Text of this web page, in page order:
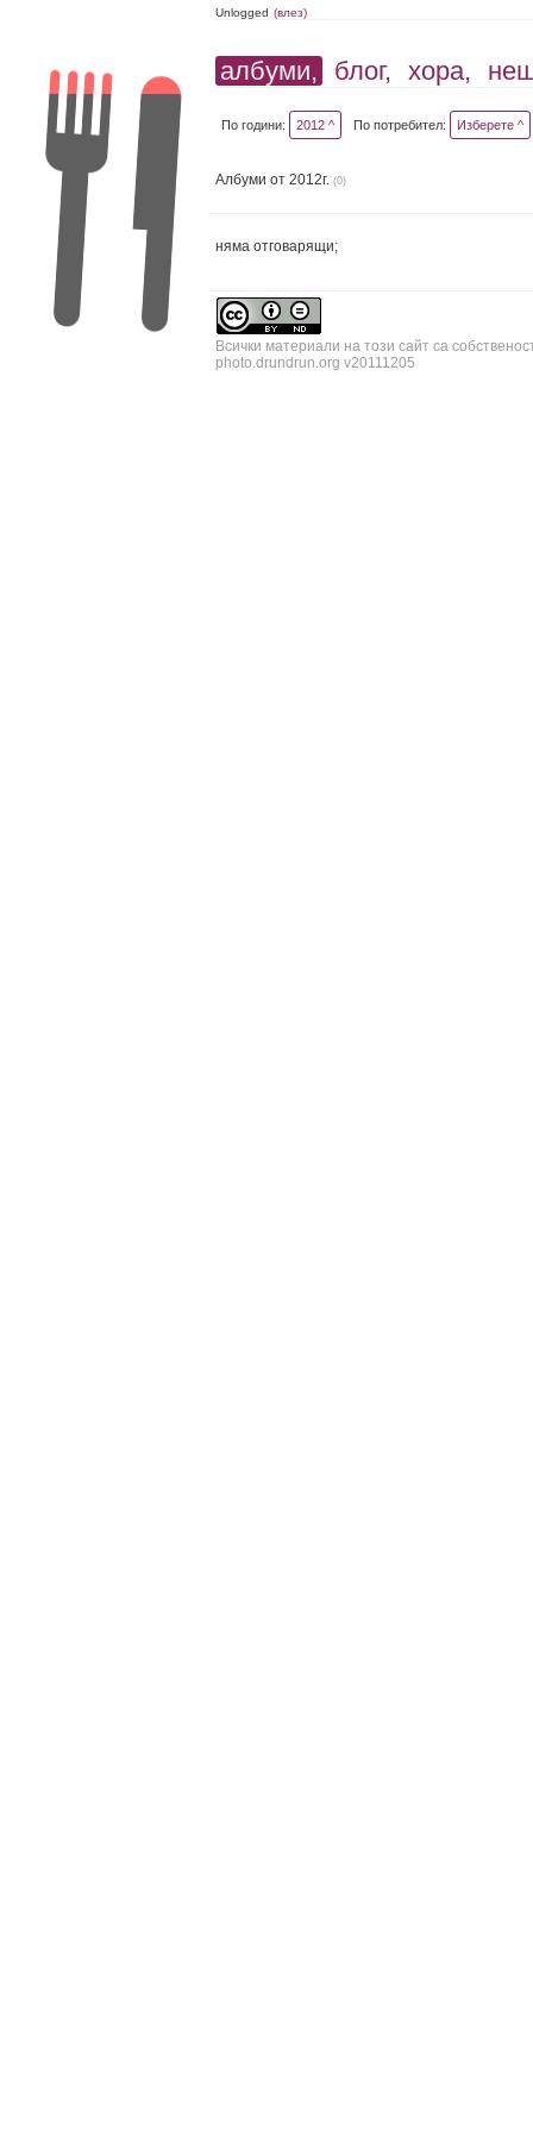
Unlogged (влез)
албуми, блог, хора,
По години: 2012 ^ По потребител: Изберете ^
Албуми от 2012г. (0)
няма отговарящи;
Всички материали на този сайт са
photo.drundrun.org v20111205